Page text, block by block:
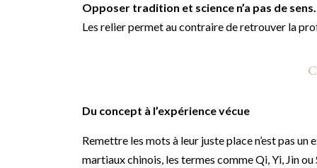
Opposer tradition et science n’a pas de sens.
Les relier permet au contraire de retrouver la
Du concept à l’expérience vécue
Remettre les mots à leur juste place n’est pas
martiaux chinois, les termes comme Qi, Yi, Jìn ou